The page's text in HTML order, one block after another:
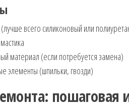
всего силиконовый или
материал (если потребуется замена)
элементы (шпильки, гвозди)
пошаговая